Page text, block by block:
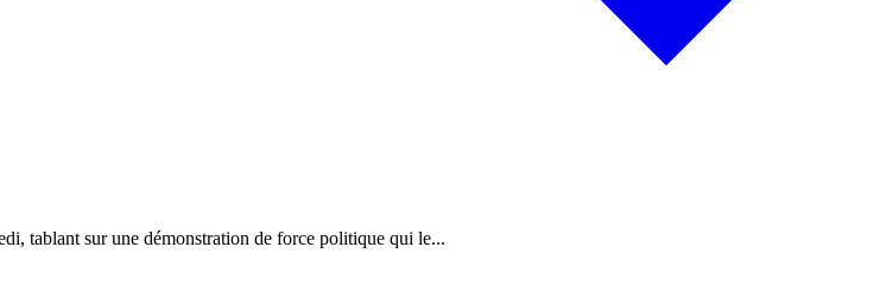
tablant sur une démonstration de force politique qui le...